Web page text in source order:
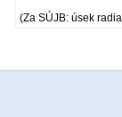
(Za SÚJB: úsek